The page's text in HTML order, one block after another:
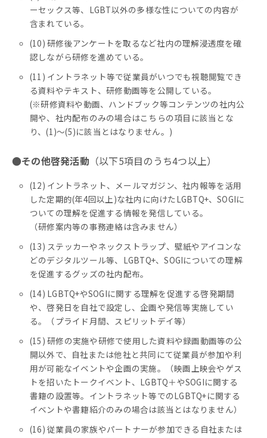
ーセックス等、LGBT以外の多様な性についての内容が
含まれている。
(10) 研修後アンケートを取るなど社内の理解浸透度を確
認しながら研修を進めている。
(11) イントラネット等で従業員がいつでも視聴閲覧でき
る資料やテキスト、研修動画等を公開している。
(※研修資料や動画、ハンドブック等コンテンツの社内公
開や、社内配布のみの場合はこちらの項目に該当とな
り、(1)〜(5)に該当とはなりません。)
●その他啓発活動 （以下5項目のうち4つ以上）
(12) イントラネット、メールマガジン、社内報等を活用
した定期的(年4回以上)な社内に向けたLGBTQ+、SOGIに
ついての理解を促進する情報を発信している。
（研修案内等の事務連絡は含みません）
(13) ステッカーやネックストラップ、壁紙やアイコンな
どのデジタルツール等、LGBTQ+、SOGIについての理解
を促進するグッズの社内配布。
(14) LGBTQ+やSOGIに関する理解を促進する啓発期間
や、啓発日を自社で設定し、企画や発信等実施してい
る。（プライド月間、スピリットデイ等）
(15) 研修の実施や研修で使用した資料や録画動画等の公
開以外で、自社または他社と共同にて従業員が参加や利
用が可能なイベントや企画の実施。（映画上映会やゲス
トを招いたトークイベント、LGBTQ＋やSOGIに関する
書籍の設置等。イントラネット等でのLGBTQ+に関する
イベントや書籍紹介のみの場合は該当とはなりません）
(16) 従業員の家族やパートナーが参加できる自社または